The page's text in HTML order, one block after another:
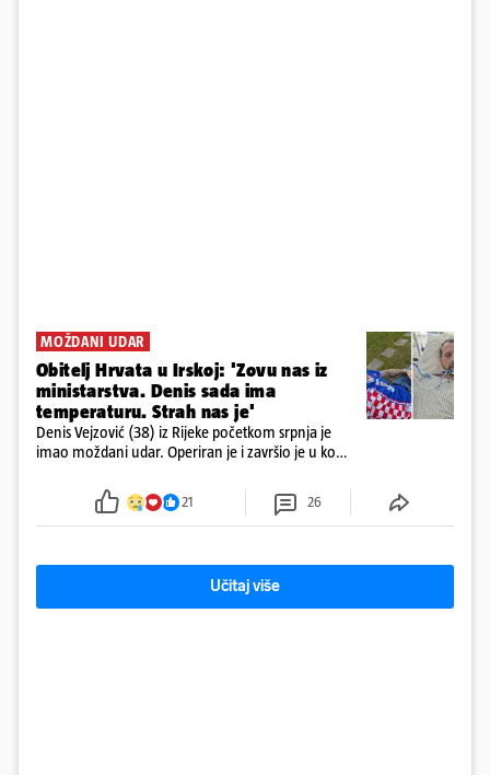
MOŽDANI UDAR
Obitelj Hrvata u Irskoj: 'Zovu nas iz
ministarstva. Denis sada ima
temperaturu. Strah nas je'
Denis Vejzović (38) iz Rijeke početkom srpnja je
imao moždani udar. Operiran je i završio je u komi.
tamošnji liječnici ne vjeruju u oporavak: 'Imamo
21 26
Učitaj više